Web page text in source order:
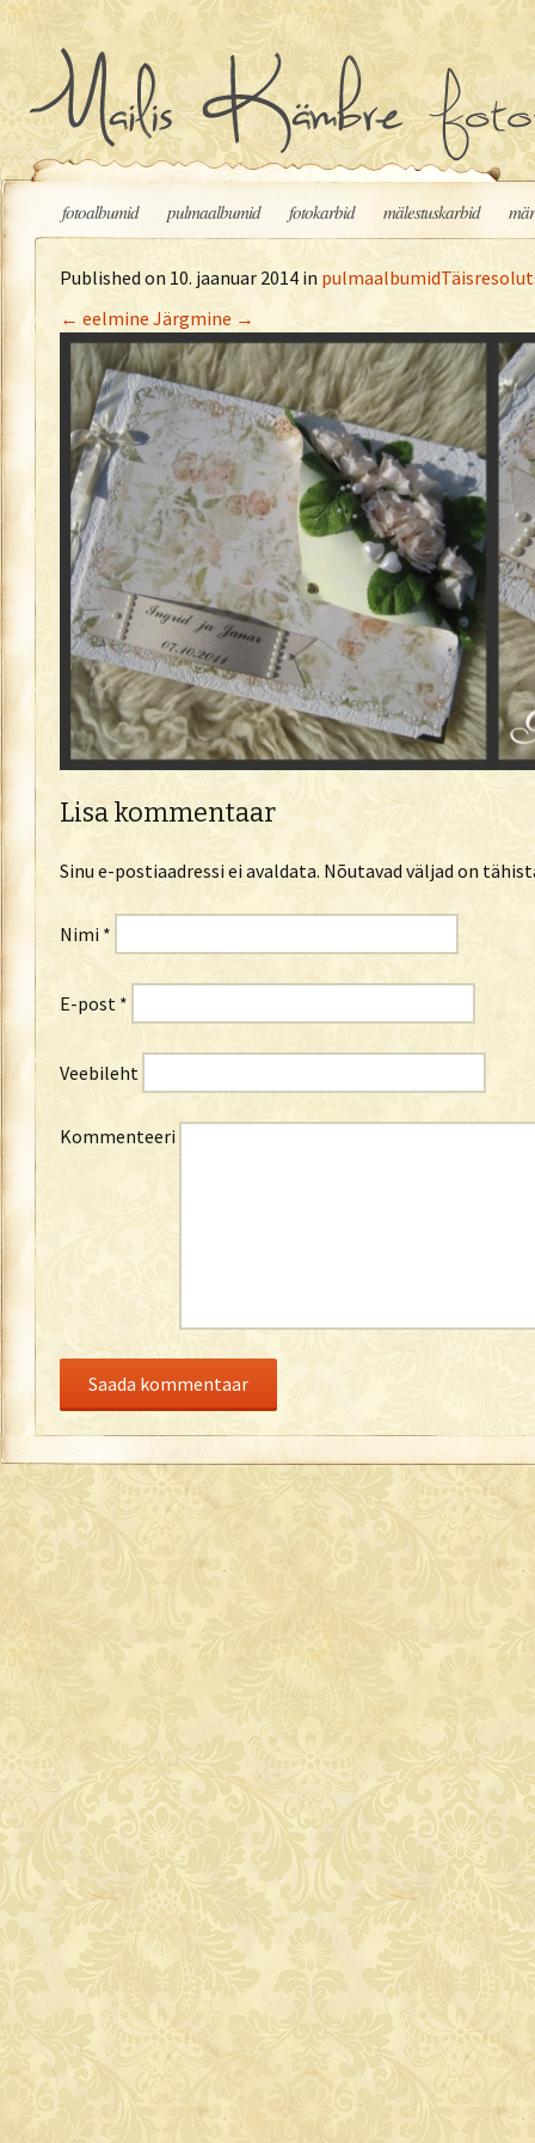
Liigu sisu juurde
fotoalbumid pulmaalbumid fotokarbid mälestuskarbid
Published on 10. jaanuar 2014 in pulmaalbumid
← eelmineJärgmine →
Lisa kommentaar
Sinu e-postiaadressi ei avaldata. Nõutavad väljad on
Nimi *
E-post *
Veebileht
Kommenteeri